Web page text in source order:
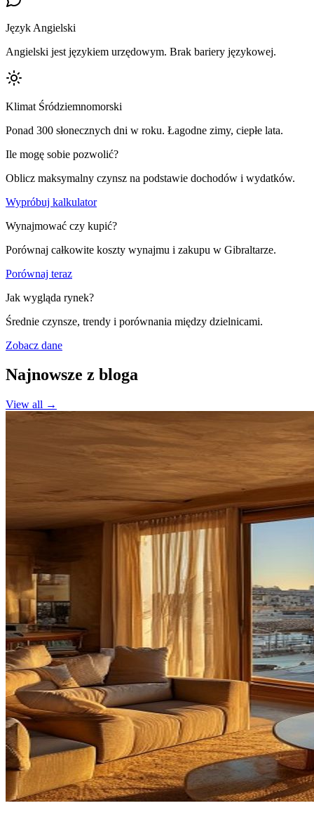
Język Angielski
Angielski jest językiem urzędowym. Brak bariery językowej.
Klimat Śródziemnomorski
Ponad 300 słonecznych dni w roku. Łagodne zimy, ciepłe lata.
Ile mogę sobie pozwolić?
Oblicz maksymalny czynsz na podstawie dochodów i wydatków.
Wypróbuj kalkulator
Wynajmować czy kupić?
Porównaj całkowite koszty wynajmu i zakupu w Gibraltarze.
Porównaj teraz
Jak wygląda rynek?
Średnie czynsze, trendy i porównania między dzielnicami.
Zobacz dane
Najnowsze z bloga
View all →